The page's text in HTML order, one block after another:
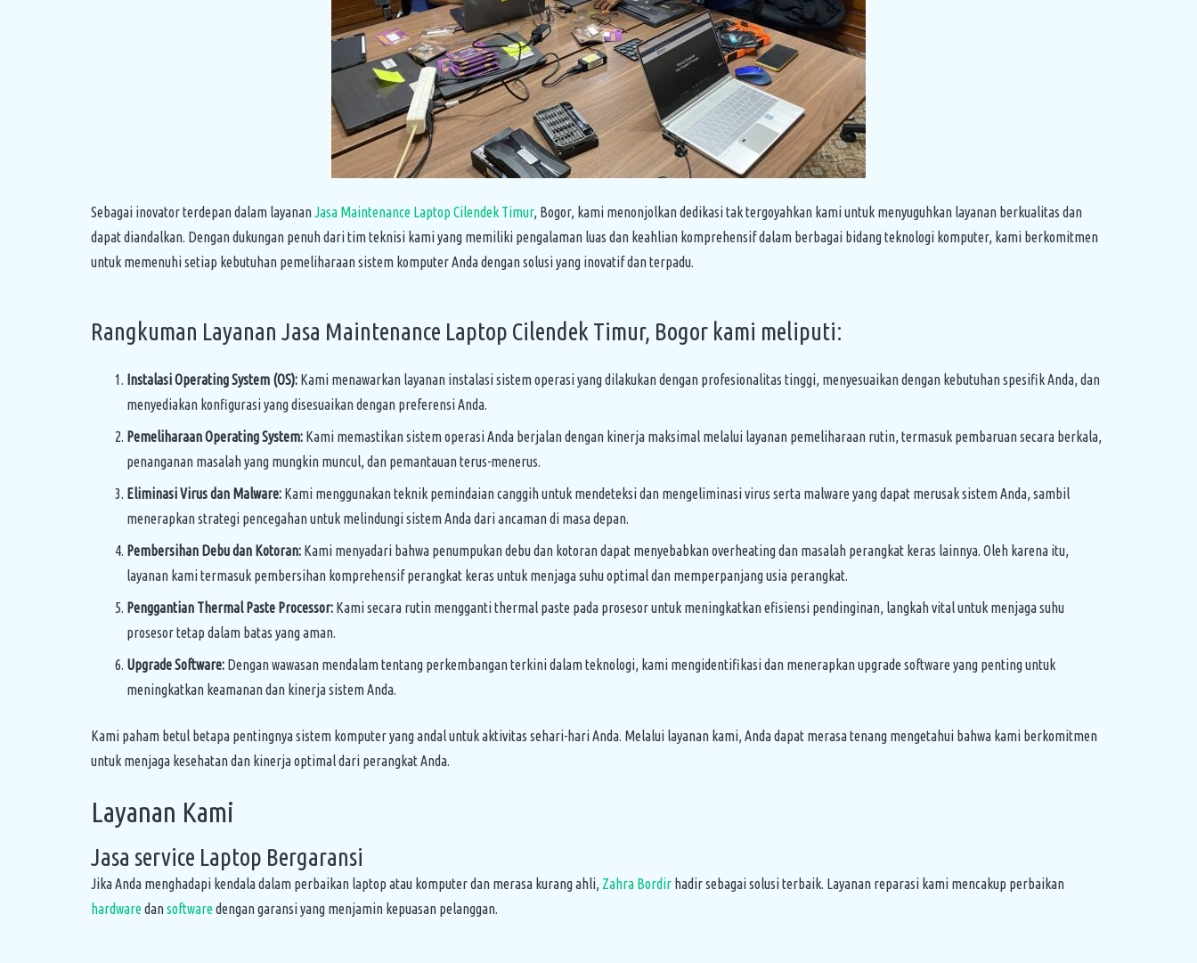
Sebagai inovator terdepan dalam layananJasa Maintenance Laptop Cilendek Timur, Bogor, kami menonjolkan dedikasi tak tergoyahkan kami untuk menyuguhkan layanan berkualitas dan
dapat diandalkan. Dengan dukungan penuh dari tim teknisi kami yang memiliki pengalaman luas dan keahlian komprehensif dalam berbagai bidang teknologi komputer, kami berkomitmen
untuk memenuhi setiap kebutuhan pemeliharaan sistem komputer Anda dengan solusi yang inovatif dan terpadu.
Rangkuman Layanan Jasa Maintenance Laptop Cilendek Timur, Bogor kami meliputi:
Instalasi Operating System (OS): Kami menawarkan layanan instalasi sistem operasi yang dilakukan dengan profesionalitas tinggi, menyesuaikan dengan kebutuhan spesifik Anda, dan
menyediakan konfigurasi yang disesuaikan dengan preferensi Anda.
Pemeliharaan Operating System: Kami memastikan sistem operasi Anda berjalan dengan kinerja maksimal melalui layanan pemeliharaan rutin, termasuk pembaruan secara berkala,
penanganan masalah yang mungkin muncul, dan pemantauan terus-menerus.
Eliminasi Virus dan Malware: Kami menggunakan teknik pemindaian canggih untuk mendeteksi dan mengeliminasi virus serta malware yang dapat merusak sistem Anda, sambil
menerapkan strategi pencegahan untuk melindungi sistem Anda dari ancaman di masa depan.
Pembersihan Debu dan Kotoran: Kami menyadari bahwa penumpukan debu dan kotoran dapat menyebabkan overheating dan masalah perangkat keras lainnya. Oleh karena itu,
layanan kami termasuk pembersihan komprehensif perangkat keras untuk menjaga suhu optimal dan memperpanjang usia perangkat.
Penggantian Thermal Paste Processor: Kami secara rutin mengganti thermal paste pada prosesor untuk meningkatkan efisiensi pendinginan, langkah vital untuk menjaga suhu
prosesor tetap dalam batas yang aman.
Upgrade Software: Dengan wawasan mendalam tentang perkembangan terkini dalam teknologi, kami mengidentifikasi dan menerapkan upgrade software yang penting untuk
meningkatkan keamanan dan kinerja sistem Anda.
Kami paham betul betapa pentingnya sistem komputer yang andal untuk aktivitas sehari-hari Anda. Melalui layanan kami, Anda dapat merasa tenang mengetahui bahwa kami berkomitmen
untuk menjaga kesehatan dan kinerja optimal dari perangkat Anda.
Layanan Kami
Jasa service Laptop Bergaransi
Jika Anda menghadapi kendala dalam perbaikan laptop atau komputer dan merasa kurang ahli, Zahra Bordir hadir sebagai solusi terbaik. Layanan reparasi kami mencakup perbaikan
hardwaredansoftwaredengan garansi yang menjamin kepuasan pelanggan.